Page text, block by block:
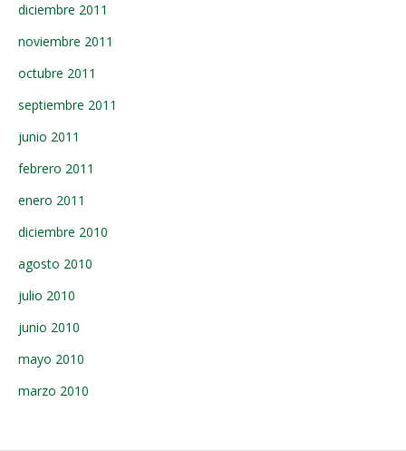
diciembre 2011
noviembre 2011
octubre 2011
septiembre 2011
junio 2011
febrero 2011
enero 2011
diciembre 2010
agosto 2010
julio 2010
junio 2010
mayo 2010
marzo 2010